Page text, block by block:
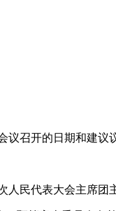
召开的日期和建议
民代表大会主席团